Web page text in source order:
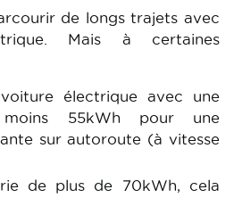
de longs trajets avec
Mais à certaines
voiture électrique avec une
55kWh pour une
sur autoroute (à vitesse
de plus de 70kWh, cela